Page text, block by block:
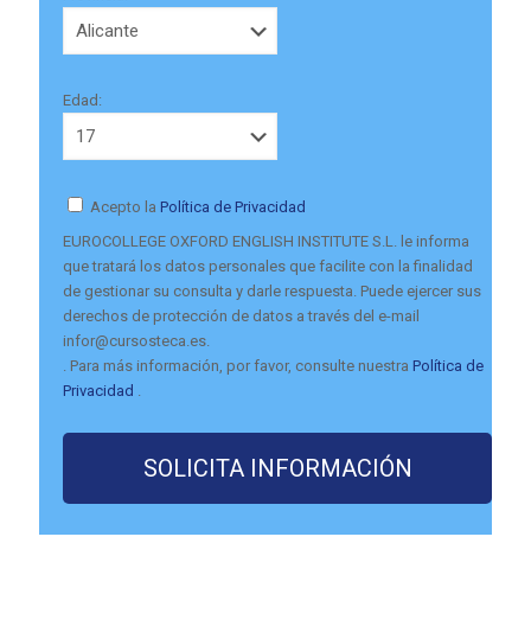
Edad:
Acepto la Política de Privacidad
EUROCOLLEGE OXFORD ENGLISH INSTITUTE S.L. le informa
que tratará los datos personales que facilite con la finalidad
de gestionar su consulta y darle respuesta. Puede ejercer sus
derechos de protección de datos a través del e-mail
infor@cursosteca.es.
. Para más información, por favor, consulte nuestra Política de
Privacidad